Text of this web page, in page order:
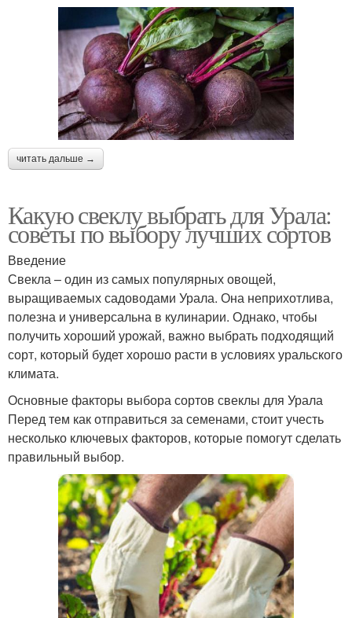
читать дальше →
Какую свеклу выбрать для Урала:
советы по выбору лучших сортов
Введение
Свекла – один из самых популярных овощей,
выращиваемых садоводами Урала. Она неприхотлива,
полезна и универсальна в кулинарии. Однако, чтобы
получить хороший урожай, важно выбрать подходящий
сорт, который будет хорошо расти в условиях уральского
климата.
Основные факторы выбора сортов свеклы для Урала
Перед тем как отправиться за семенами, стоит учесть
несколько ключевых факторов, которые помогут сделать
правильный выбор.